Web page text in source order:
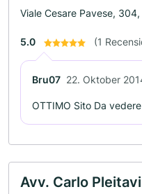
Viale Cesare Pavese,
5.0 (1
Bru07 22. Oktober
OTTIMO Sito Da
Avv. Carlo